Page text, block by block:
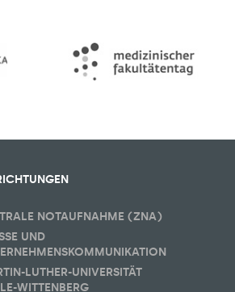
NOTAUFNAHME (ZNA)
UND
LUTHER-UNIVERSITÄT
WITTENBERG